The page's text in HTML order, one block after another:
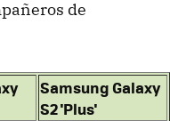
de
Samsung Galaxy
S2 'Plus'